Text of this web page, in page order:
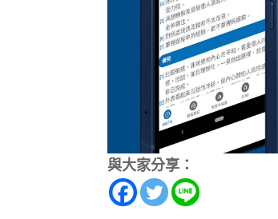
與大家分享：